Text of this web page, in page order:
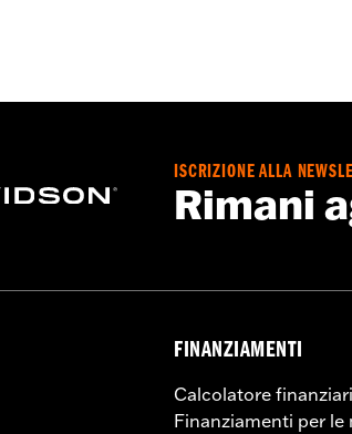
ISCRIZIONE ALLA
Rimani
FINANZIAMENTI
Calcolatore
Finanziamenti per